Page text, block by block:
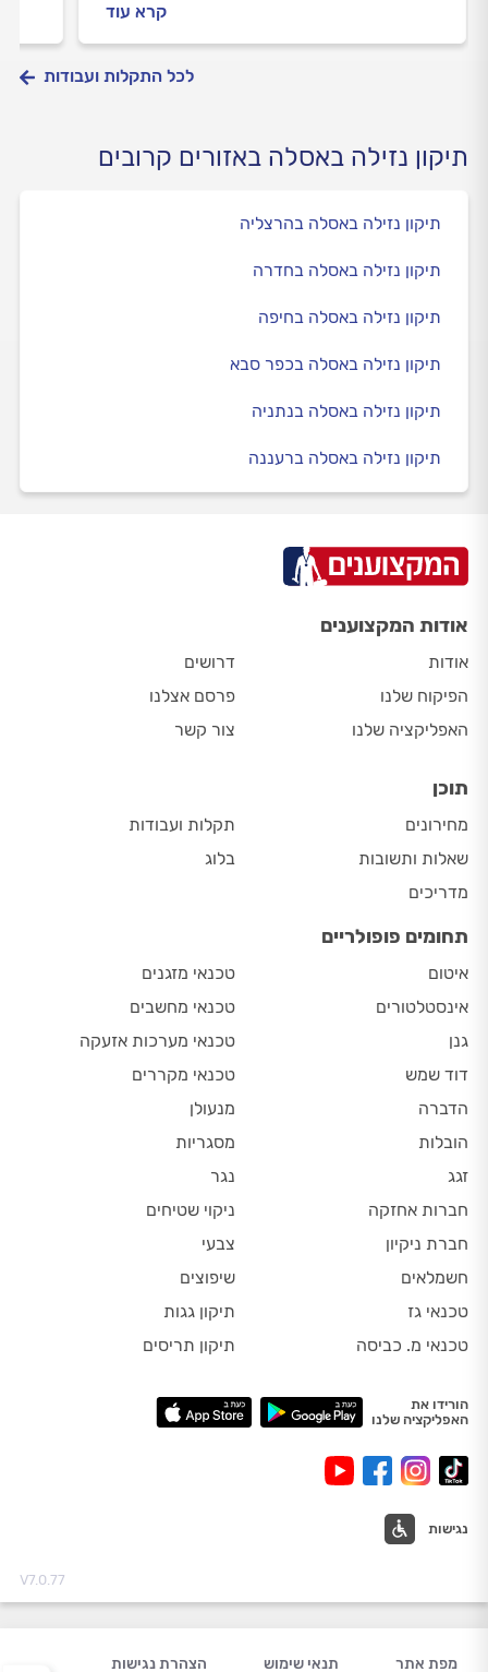
קרא עוד
לכל התקלות ועבודות
תיקון נזילה באסלה באזורים קרובים
תיקון נזילה באסלה בהרצליה
תיקון נזילה באסלה בחדרה
תיקון נזילה באסלה בחיפה
תיקון נזילה באסלה בכפר סבא
תיקון נזילה באסלה בנתניה
תיקון נזילה באסלה ברעננה
אודות המקצוענים
אודות
הפיקוח שלנו
האפליקציה שלנו
דרושים
פרסם אצלנו
צור קשר
תוכן
מחירונים
שאלות ותשובות
מדריכים
תקלות ועבודות
בלוג
תחומים פופולריים
איטום
אינסטלטורים
גנן
דוד שמש
הדברה
הובלות
זגג
חברות אחזקה
חברת ניקיון
חשמלאים
טכנאי גז
טכנאי מ. כביסה
טכנאי מזגנים
טכנאי מחשבים
טכנאי מערכות אזעקה
טכנאי מקררים
מנעולן
מסגריות
נגר
ניקוי שטיחים
צבעי
שיפוצים
תיקון גגות
תיקון תריסים
הורידו את
האפליקציה שלנו
נגישות
V7.0.77
מפת אתר תנאי שימוש הצהרת נגישות